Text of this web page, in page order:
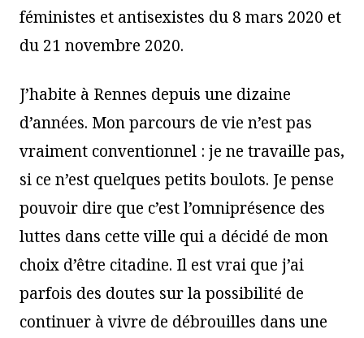
féministes et antisexistes du 8 mars 2020 et
du 21 novembre 2020.
J’habite à Rennes depuis une dizaine
d’années. Mon parcours de vie n’est pas
vraiment conventionnel : je ne travaille pas,
si ce n’est quelques petits boulots. Je pense
pouvoir dire que c’est l’omniprésence des
luttes dans cette ville qui a décidé de mon
choix d’être citadine. Il est vrai que j’ai
parfois des doutes sur la possibilité de
continuer à vivre de débrouilles dans une